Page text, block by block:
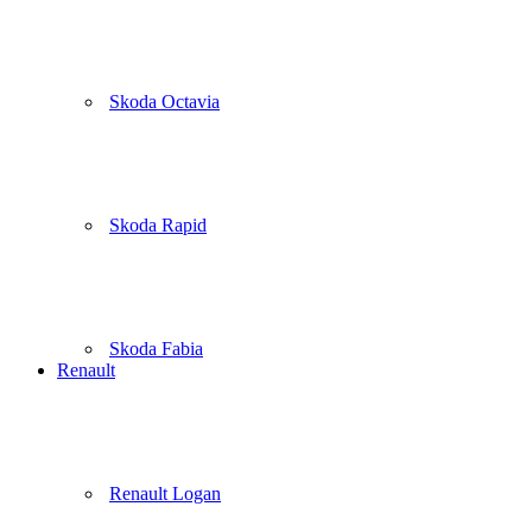
Skoda Octavia
Skoda Rapid
Skoda Fabia
Renault
Renault Logan